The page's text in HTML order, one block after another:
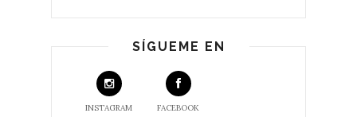
SÍGUEME EN
INSTAGRAM FACEBOOK